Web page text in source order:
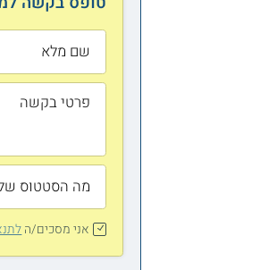
אני מסכים/ה